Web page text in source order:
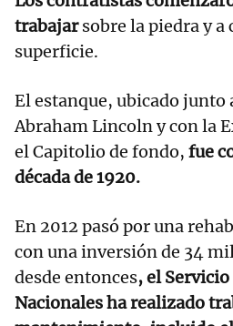
trabajarsobre la piedra y a
superficie.
El estanque, ubicado
Abraham Lincoln y con la
el Capitolio de fondo, fue
década de 1920.
En 2012 pasó por una
con una inversión de 34
desde entonces, el
Nacionales ha realizado